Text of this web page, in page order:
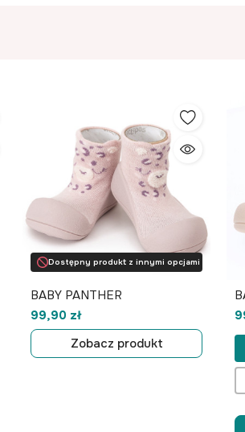
Dostępny produkt z innymi opcjami
BABY PANTHER
99,90 zł
Zobacz produkt